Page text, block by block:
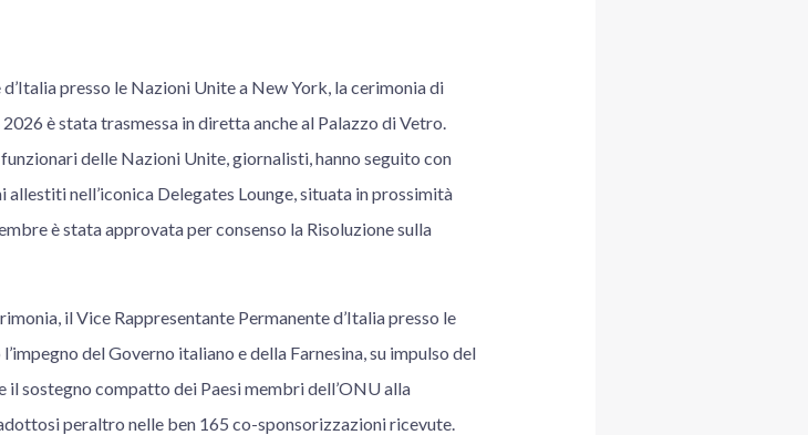
presso le Nazioni Unite a New York, la cerimonia di
è stata trasmessa in diretta anche al Palazzo di Vetro.
delle Nazioni Unite, giornalisti, hanno seguito con
nell’iconica Delegates Lounge, situata in prossimità
è stata approvata per consenso la Risoluzione sulla
il Vice Rappresentante Permanente d’Italia presso le
del Governo italiano e della Farnesina, su impulso del
sostegno compatto dei Paesi membri dell’ONU alla
peraltro nelle ben 165 co-sponsorizzazioni ricevute.